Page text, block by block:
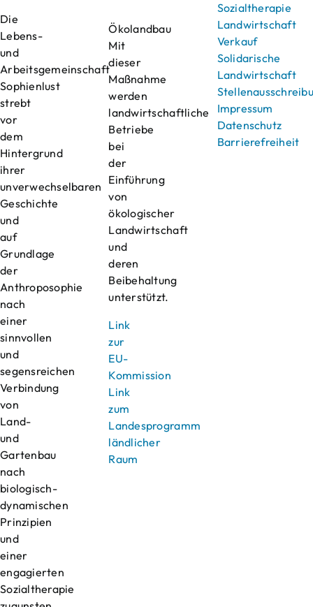
Die
Lebens-
und
Arbeitsgemeinschaft
Sophienlust
strebt
vor
dem
Hintergrund
ihrer
unverwechselbaren
Geschichte
und
auf
Grundlage
der
Anthroposophie
nach
einer
sinnvollen
und
segensreichen
Verbindung
von
Land-
und
Gartenbau
nach
biologisch-
dynamischen
Prinzipien
und
einer
engagierten
Sozialtherapie
Ökolandbau
Mit
dieser
Maßnahme
werden
landwirtschaftliche
Betriebe
bei
der
Einführung
von
ökologischer
Landwirtschaft
und
deren
Beibehaltung
unterstützt.
Link
zur
EU-
Kommission
Link
zum
Landesprogramm
ländlicher
Raum
Sozialtherapie
Landwirtschaft
Verkauf
Solidarische
Landwirtschaft
Impressum
Datenschutz
Barrierefreiheit